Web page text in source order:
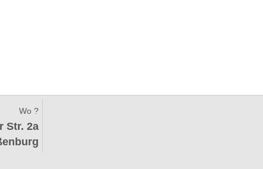
Wo ?
Str. 2a